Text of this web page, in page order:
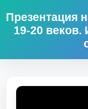
Презентация
19-20 веков.